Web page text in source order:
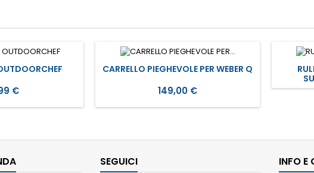
€
CARRELLO PIEGHEVOLE PER WEBER Q
Prezzo
149,00 €
SEGUICI INFO E